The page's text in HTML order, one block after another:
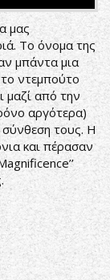
μας
Το όνομα της
μπάντα μια
ντεμπούτο
μαζί από την
αργότερα)
σύνθεση τους. Η
και πέρασαν